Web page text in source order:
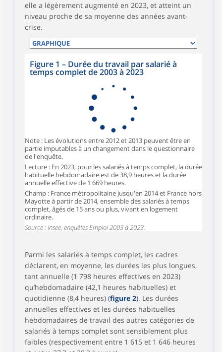
elle a légèrement augmenté en 2023, et atteint un
niveau proche de sa moyenne des années avant-
crise.
Figure 1 – Durée du travail par salarié à
temps complet de 2003 à 2023
Note : Les évolutions entre 2012 et 2013 peuvent être en
partie imputables à un changement dans le questionnaire
de l'enquête.
Lecture : En 2023, pour les salariés à temps complet, la durée
habituelle hebdomadaire est de 38,9 heures et la durée
annuelle effective de 1 669 heures.
Champ : France métropolitaine jusqu'en 2014 et France hors
Mayotte à partir de 2014, ensemble des salariés à temps
complet, âgés de 15 ans ou plus, vivant en logement
ordinaire.
Source : Insee, enquêtes Emploi 2003 à 2023.
Parmi les salariés à temps complet, les cadres
déclarent, en moyenne, les durées les plus longues,
tant annuelle (1 798 heures effectives en 2023)
qu’hebdomadaire (42,1 heures habituelles) et
quotidienne (8,4 heures) (figure 2). Les durées
annuelles effectives et les durées habituelles
hebdomadaires de travail des autres catégories de
salariés à temps complet sont sensiblement plus
faibles (respectivement entre 1 615 et 1 646 heures